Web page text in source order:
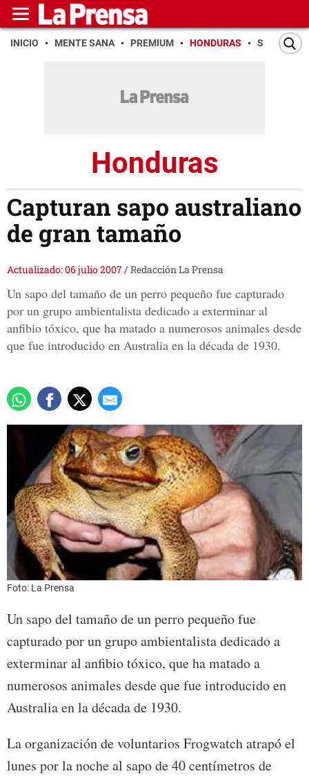
INICIO MENTE SANA PREMIUM HONDURAS SAN PEDRO
Honduras
Capturan sapo australiano
de gran tamaño
Actualizado: 06 julio 2007/Redacción La Prensa
Un sapo del tamaño de un perro pequeño fue capturado
por un grupo ambientalista dedicado a exterminar al
anfibio tóxico, que ha matado a numerosos animales desde
que fue introducido en Australia en la década de 1930.
Foto: La Prensa
Un sapo del tamaño de un perro pequeño fue
capturado por un grupo ambientalista dedicado a
exterminar al anfibio tóxico, que ha matado a
numerosos animales desde que fue introducido en
Australia en la década de 1930.
La organización de voluntarios Frogwatch atrapó el
lunes por la noche al sapo de 40 centímetros de